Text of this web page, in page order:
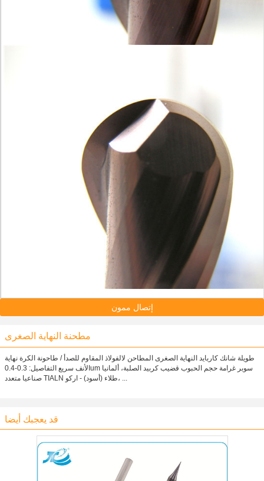
إتصال ممون
مطحنة النهاية الصغرى
طويلة شانك كاربايد النهاية الصغرى المطاحن لالفولاذ المقاوم للصدأ / طاحونة الكرة نهاية
الأنف سريع التفاصيل: 0.3-0.4um سوبر غرامة حجم الحبوب قضيب كربيد الصلبة، ألمانيا
صناعيا متعدد TIALN طلاء (أسود) - اركو، ...
قد يعجبك أيضا